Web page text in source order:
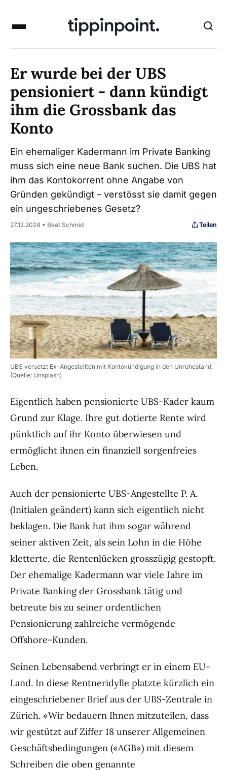
Er wurde bei der UBS
pensioniert - dann kündigt
ihm die Grossbank das
Konto
Ein ehemaliger Kadermann im Private Banking
muss sich eine neue Bank suchen. Die UBS hat
ihm das Kontokorrent ohne Angabe von
Gründen gekündigt – verstösst sie damit gegen
ein ungeschriebenes Gesetz?
27.12.2024 • Beat Schmid Teilen
UBS versetzt Ex-Angestellten mit Kontokündigung in den Unruhestand.
(Quelle: Unsplash)
Eigentlich haben pensionierte UBS-Kader kaum
Grund zur Klage. Ihre gut dotierte Rente wird
pünktlich auf ihr Konto überwiesen und
ermöglicht ihnen ein finanziell sorgenfreies
Leben.
Auch der pensionierte UBS-Angestellte P. A.
(Initialen geändert) kann sich eigentlich nicht
beklagen. Die Bank hat ihm sogar während
seiner aktiven Zeit, als sein Lohn in die Höhe
kletterte, die Rentenlücken grosszügig gestopft.
Der ehemalige Kadermann war viele Jahre im
Private Banking der Grossbank tätig und
betreute bis zu seiner ordentlichen
Pensionierung zahlreiche vermögende
Offshore-Kunden.
Seinen Lebensabend verbringt er in einem EU-
Land. In diese Rentneridylle platzte kürzlich ein
eingeschriebener Brief aus der UBS-Zentrale in
Zürich. «Wir bedauern Ihnen mitzuteilen, dass
wir gestützt auf Ziffer 18 unserer Allgemeinen
Geschäftsbedingungen («AGB») mit diesem
Schreiben die oben genannte